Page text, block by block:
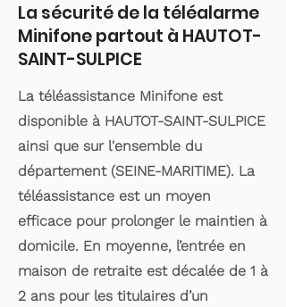
La sécurité de la téléalarme
Minifone partout à HAUTOT-
SAINT-SULPICE
La téléassistance Minifone est
disponible à HAUTOT-SAINT-SULPICE
ainsi que sur l'ensemble du
département (SEINE-MARITIME). La
téléassistance est un moyen
efficace pour prolonger le maintien à
domicile. En moyenne, l’entrée en
maison de retraite est décalée de 1 à
2 ans pour les titulaires d’un